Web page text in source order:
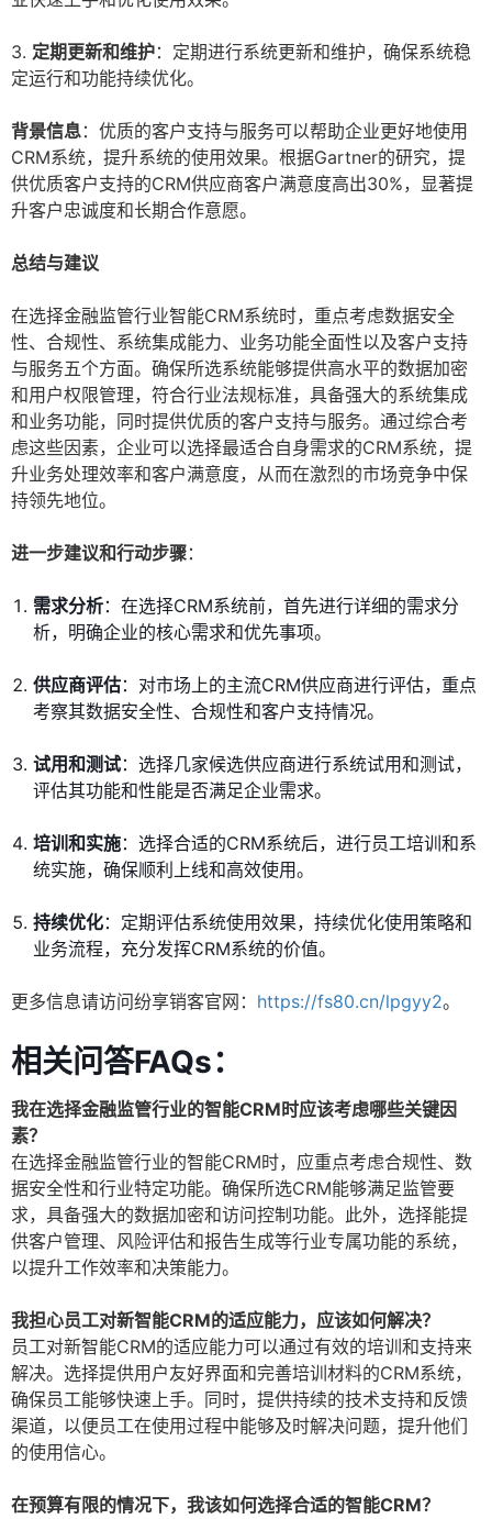
3. 定期更新和维护：定期进行系统更新和维护，确保系统稳
定运行和功能持续优化。
背景信息：优质的客户支持与服务可以帮助企业更好地使用
CRM系统，提升系统的使用效果。根据Gartner的研究，提
供优质客户支持的CRM供应商客户满意度高出30%，显著提
升客户忠诚度和长期合作意愿。
总结与建议
在选择金融监管行业智能CRM系统时，重点考虑数据安全
性、合规性、系统集成能力、业务功能全面性以及客户支持
与服务五个方面。确保所选系统能够提供高水平的数据加密
和用户权限管理，符合行业法规标准，具备强大的系统集成
和业务功能，同时提供优质的客户支持与服务。通过综合考
虑这些因素，企业可以选择最适合自身需求的CRM系统，提
升业务处理效率和客户满意度，从而在激烈的市场竞争中保
持领先地位。
进一步建议和行动步骤：
需求分析：在选择CRM系统前，首先进行详细的需求分
析，明确企业的核心需求和优先事项。
供应商评估：对市场上的主流CRM供应商进行评估，重点
考察其数据安全性、合规性和客户支持情况。
试用和测试：选择几家候选供应商进行系统试用和测试，
评估其功能和性能是否满足企业需求。
培训和实施：选择合适的CRM系统后，进行员工培训和系
统实施，确保顺利上线和高效使用。
持续优化：定期评估系统使用效果，持续优化使用策略和
业务流程，充分发挥CRM系统的价值。
更多信息请访问纷享销客官网： https://fs80.cn/lpgyy2。
相关问答FAQs：
我在选择金融监管行业的智能CRM时应该考虑哪些关键因
素？
在选择金融监管行业的智能CRM时，应重点考虑合规性、数
据安全性和行业特定功能。确保所选CRM能够满足监管要
求，具备强大的数据加密和访问控制功能。此外，选择能提
供客户管理、风险评估和报告生成等行业专属功能的系统，
以提升工作效率和决策能力。
我担心员工对新智能CRM的适应能力，应该如何解决？
员工对新智能CRM的适应能力可以通过有效的培训和支持来
解决。选择提供用户友好界面和完善培训材料的CRM系统，
确保员工能够快速上手。同时，提供持续的技术支持和反馈
渠道，以便员工在使用过程中能够及时解决问题，提升他们
的使用信心。
在预算有限的情况下，我该如何选择合适的智能CRM？